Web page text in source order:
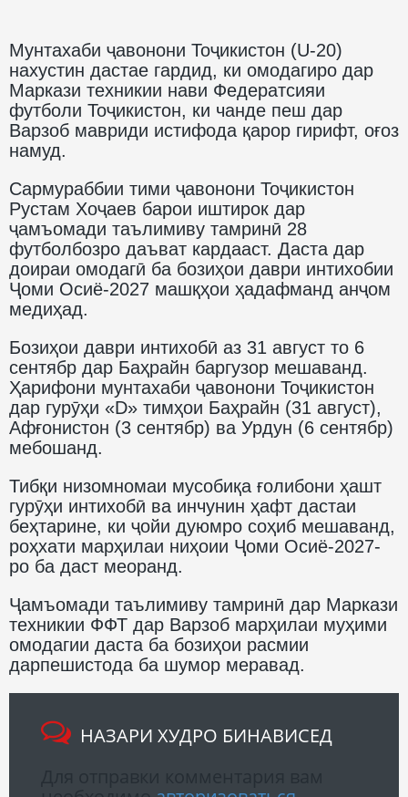
Мунтахаби ҷавонони Тоҷикистон (U-20)
нахустин дастае гардид, ки омодагиро дар
Маркази техникии нави Федератсияи
футболи Тоҷикистон, ки чанде пеш дар
Варзоб мавриди истифода қарор гирифт, оғоз
намуд.
Сармураббии тими ҷавонони Тоҷикистон
Рустам Хоҷаев барои иштирок дар
ҷамъомади таълимиву тамринӣ 28
футболбозро даъват кардааст. Даста дар
доираи омодагӣ ба бозиҳои даври интихобии
Ҷоми Осиё-2027 машқҳои ҳадафманд анҷом
медиҳад.
Бозиҳои даври интихобӣ аз 31 август то 6
сентябр дар Баҳрайн баргузор мешаванд.
Ҳарифони мунтахаби ҷавонони Тоҷикистон
дар гурӯҳи «D» тимҳои Баҳрайн (31 август),
Афғонистон (3 сентябр) ва Урдун (6 сентябр)
мебошанд.
Тибқи низомномаи мусобиқа ғолибони ҳашт
гурӯҳи интихобӣ ва инчунин ҳафт дастаи
беҳтарине, ки ҷойи дуюмро соҳиб мешаванд,
роҳхати марҳилаи ниҳоии Ҷоми Осиё-2027-
ро ба даст меоранд.
Ҷамъомади таълимиву тамринӣ дар Маркази
техникии ФФТ дар Варзоб марҳилаи муҳими
омодагии даста ба бозиҳои расмии
дарпешистода ба шумор меравад.
НАЗАРИ ХУДРО БИНАВИСЕД